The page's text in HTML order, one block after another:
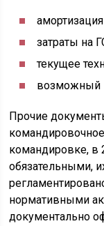
затраты на
текущее
возможный
Прочие
командировке, в
обязательными,
нормативными
документально